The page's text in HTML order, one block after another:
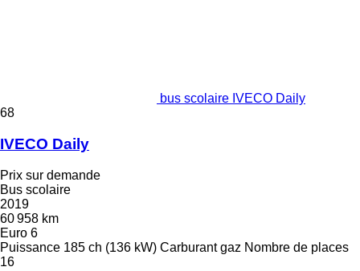
bus scolaire IVECO Daily
68
IVECO Daily
Prix sur demande
Bus scolaire
2019
60 958 km
Euro 6
Puissance 185 ch (136 kW) Carburant gaz Nombre de places
16